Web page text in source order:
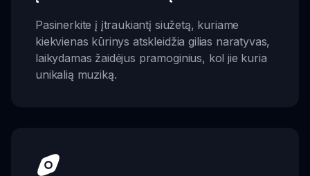
Pasinerkite į įtraukiantį siužetą, kuriame
kiekvienas kūrinys atskleidžia gilias naratyvas,
laikydamas žaidėjus pramoginius, kol jie kuria
unikalią muziką.